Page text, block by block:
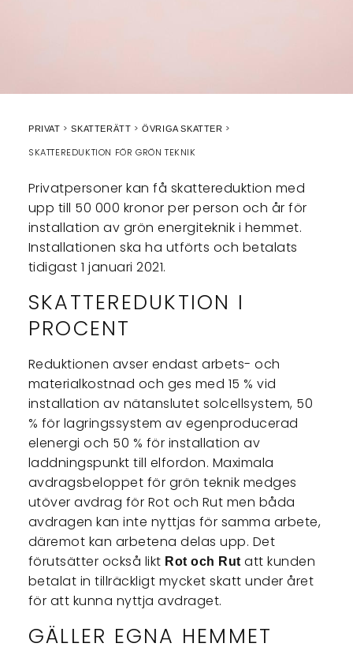
PRIVAT SKATTERÄTT ÖVRIGA SKATTER
SKATTEREDUKTION FÖR GRÖN TEKNIK
Privatpersoner kan få skattereduktion med
upp till 50 000 kronor per person och år för
installation av grön energiteknik i hemmet.
Installationen ska ha utförts och betalats
tidigast 1 januari 2021.
SKATTEREDUKTION I
PROCENT
Reduktionen avser endast arbets- och
materialkostnad och ges med 15 % vid
installation av nätanslutet solcellsystem, 50
% för lagringssystem av egenproducerad
elenergi och 50 % för installation av
laddningspunkt till elfordon. Maximala
avdragsbeloppet för grön teknik medges
utöver avdrag för Rot och Rut men båda
avdragen kan inte nyttjas för samma arbete,
däremot kan arbetena delas upp. Det
förutsätter också likt Rot och Rutatt kunden
betalat in tillräckligt mycket skatt under året
för att kunna nyttja avdraget.
GÄLLER EGNA HEMMET